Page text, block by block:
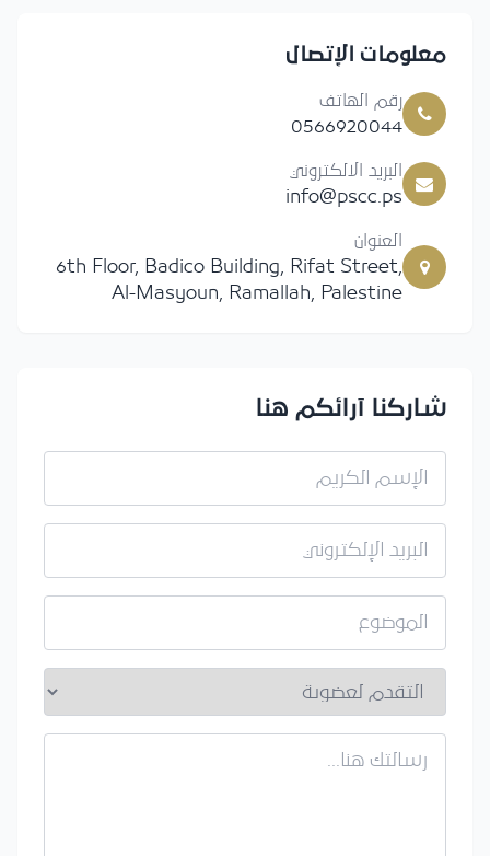
شاركنا آرائكم هنا
معلومات الإتصال
رقم الهاتف
0566920044
البريد الالكتروني
info@pscc.ps
العنوان
6th Floor, Badico Building, Rifat Street,
Al-Masyoun, Ramallah, Palestine